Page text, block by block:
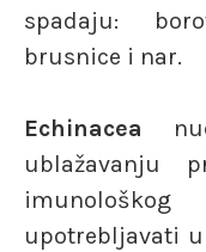
spadaju:
brusnice i nar.
Echinacea
ublažavanju
upotrebljavati